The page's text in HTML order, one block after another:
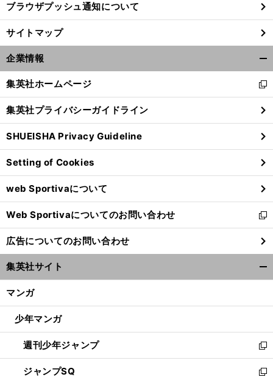
ブラウザプッシュ通知について
サイトマップ
企業情報
閉
る
集英社ホームページ
新
し
い
ウ
ィ
ン
ド
ウ
で
開
く
集英社プライバシーガイドライン
SHUEISHA Privacy Guideline
Setting of Cookies
web Sportivaについて
Web Sportivaについてのお問い合わせ
新
し
い
ウ
ィ
ン
ウ
開
く
広告についてのお問い合わせ
集英社サイト
マンガ
少年マンガ
週刊少年ジャンプ
新
し
い
ジャンプSQ
新